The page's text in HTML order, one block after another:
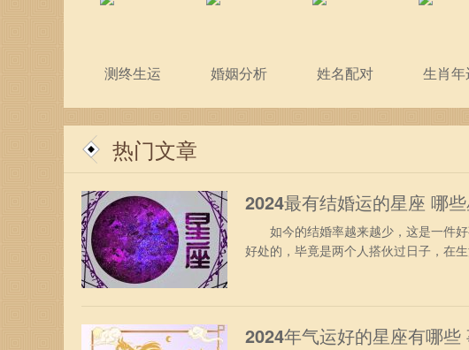
测终生运 婚姻分析 姓名配对 生肖年
热门文章
2024最有结婚运的星座 哪
如今的结婚率越来越少，这是一件好
好处的，毕竟是两个人搭伙过日子，在
2024年气运好的星座有哪些